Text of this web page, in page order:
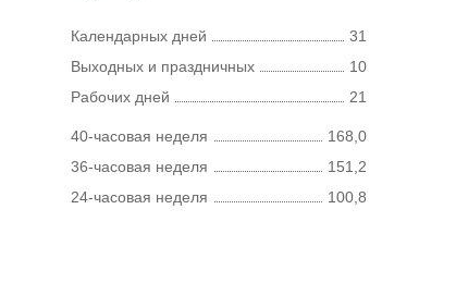
Календарных дней
31
Выходных и праздничных
10
Рабочих дней
21
40-часовая неделя
168,0
36-часовая неделя
151,2
24-часовая неделя
100,8